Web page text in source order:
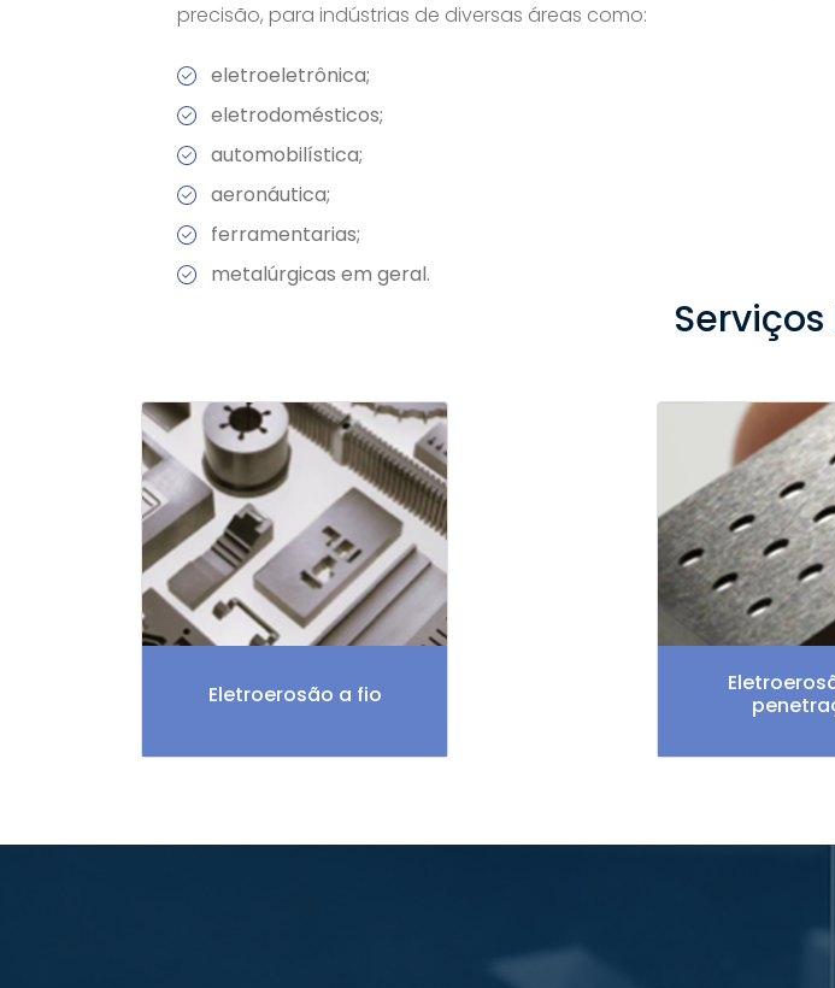
precisão, para indústrias de diversas áreas como:
eletroeletrônica;
eletrodomésticos;
automobilística;
aeronáutica;
ferramentarias;
metalúrgicas em geral.
Eletroerosão a fio